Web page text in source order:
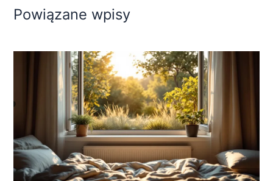
Powiązane wpisy